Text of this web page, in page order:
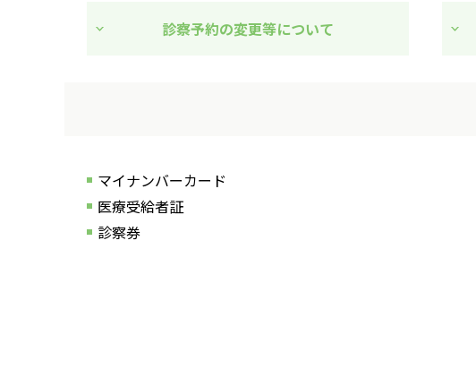
診察予約の変更等について
マイナンバーカード
医療受給者証
診察券